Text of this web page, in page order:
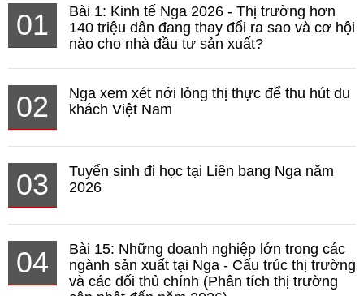
01
Bài 1: Kinh tế Nga 2026 - Thị trường hơn
140 triệu dân đang thay đổi ra sao và cơ hội
nào cho nhà đầu tư sản xuất?
02
Nga xem xét nới lỏng thị thực để thu hút du
khách Việt Nam
03
Tuyển sinh đi học tại Liên bang Nga năm
2026
04
Bài 15: Những doanh nghiệp lớn trong các
ngành sản xuất tại Nga - Cấu trúc thị trường
và các đối thủ chính (Phân tích thị trường